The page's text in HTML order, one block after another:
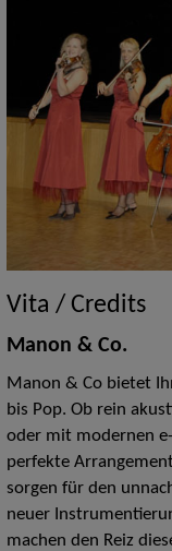
Vita / Credits
Manon & Co.
Manon & Co bietet
bis Pop. Ob rein
oder mit modernen
perfekte
sorgen für den
neuer
machen den Reiz